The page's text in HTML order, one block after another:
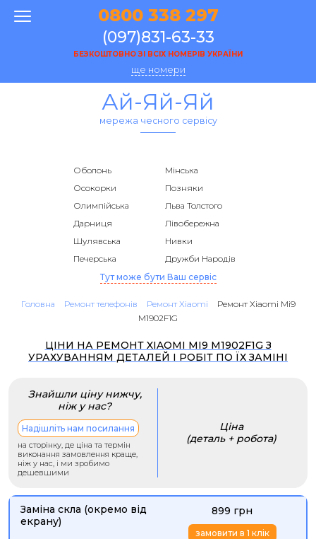
0800 338 297
(097)831-63-33
БЕЗКОШТОВНО ЗІ ВСІХ НОМЕРІВ УКРАЇНИ
ще номери
Ай-Яй-Яй
мережа чесного сервісу
Оболонь
Мінська
Осокорки
Позняки
Олимпійська
Льва Толстого
Дарниця
Лівобережна
Шулявська
Нивки
Печерська
Дружби Народів
Тут може бути Ваш сервіс
Головна Ремонт телефонів Ремонт Xiaomi
Ремонт Xiaomi Mi9
M1902F1G
ЦІНИ НА РЕМОНТ XIAOMI MI9 M1902F1G З
УРАХУВАННЯМ ДЕТАЛЕЙ І РОБІТ ПО ЇХ ЗАМІНІ
Знайшли ціну нижчу,
ніж у нас?
Надішліть нам посилання
на сторінку, де ціна та термін
виконання замовлення краще,
ніж у нас, і ми зробимо
дешевшими
Ціна
(деталь + робота)
Заміна скла (окремо від
екрану)
899 грн
замовити в 1 клік